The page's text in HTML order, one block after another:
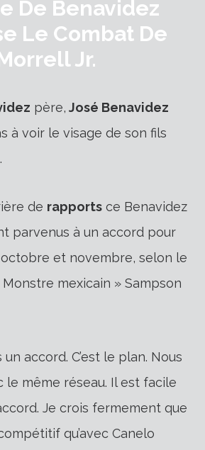
De Benavidez
Le Combat De
Jr.
père, José Benavidez
à voir le visage de son fils
.
de rapports ce Benavidez
parvenus à un accord pour
et novembre, selon le
mexicain » Sampson
accord. C’est le plan. Nous
le même réseau. Il est facile
Je crois fermement que
qu’avec Canelo